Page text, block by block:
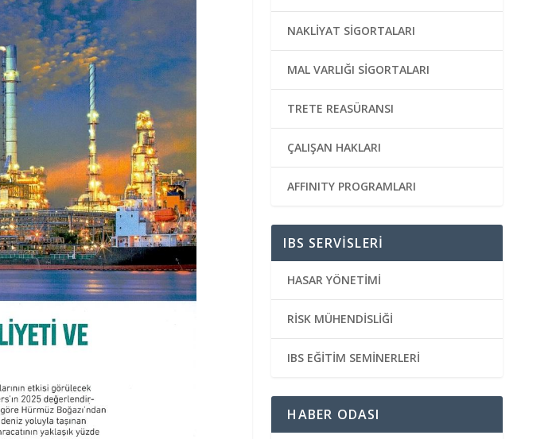
NAKLİYAT SİGORTALARI
MAL VARLIĞI SİGORTALARI
TRETE REASÜRANSI
ÇALIŞAN HAKLARI
AFFINITY PROGRAMLARI
IBS SERVİSLERİ
HASAR YÖNETİMİ
RİSK MÜHENDİSLİĞİ
IBS EĞİTİM SEMİNERLERİ
HABER ODASI